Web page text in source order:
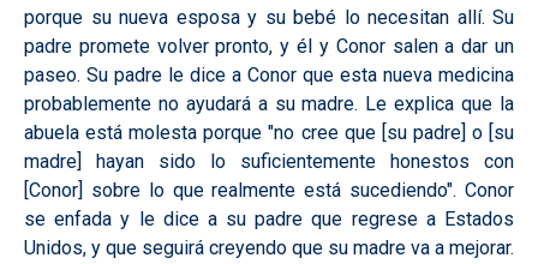
porque su nueva esposa y su bebé lo necesitan allí. Su
padre promete volver pronto, y él y Conor salen a dar un
paseo. Su padre le dice a Conor que esta nueva medicina
probablemente no ayudará a su madre. Le explica que la
abuela está molesta porque "no cree que [su padre] o [su
madre] hayan sido lo suficientemente honestos con
[Conor] sobre lo que realmente está sucediendo". Conor
se enfada y le dice a su padre que regrese a Estados
Unidos, y que seguirá creyendo que su madre va a mejorar.